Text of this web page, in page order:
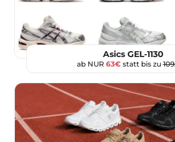
Asics GEL-1130
ab NUR 63€statt bis zu